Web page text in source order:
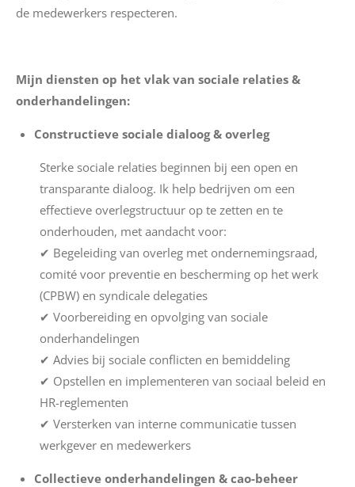
de medewerkers respecteren.
Mijn diensten op het vlak van sociale relaties &
onderhandelingen:
Constructieve sociale dialoog & overleg
Sterke sociale relaties beginnen bij een open en
transparante dialoog. Ik help bedrijven om een
effectieve overlegstructuur op te zetten en te
onderhouden, met aandacht voor:
✔ Begeleiding van overleg met ondernemingsraad,
comité voor preventie en bescherming op het werk
(CPBW) en syndicale delegaties
✔ Voorbereiding en opvolging van sociale
onderhandelingen
✔ Advies bij sociale conflicten en bemiddeling
✔ Opstellen en implementeren van sociaal beleid en
HR-reglementen
✔ Versterken van interne communicatie tussen
werkgever en medewerkers
Collectieve onderhandelingen & cao-beheer